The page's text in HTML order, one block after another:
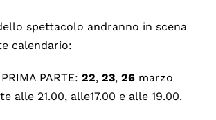
spettacolo andranno in scena
calendario:
PARTE: 22, 23, 26marzo
alle 21.00, alle17.00 e alle 19.00.